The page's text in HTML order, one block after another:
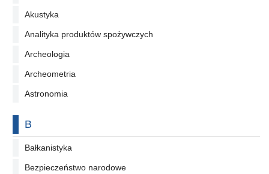
Akustyka
Analityka produktów spożywczych
Archeologia
Archeometria
Astronomia
Na literę
B
Bałkanistyka
Bezpieczeństwo narodowe